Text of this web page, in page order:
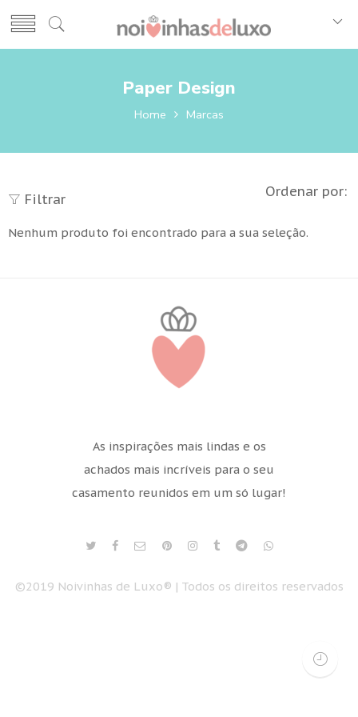
Paper Design
Home Marcas
Filtrar Ordenar por:
Nenhum produto foi encontrado para a sua seleção.
As inspirações mais lindas e os
achados mais incríveis para o seu
casamento reunidos em um só lugar!
©2019 Noivinhas de Luxo® | Todos os direitos reservados